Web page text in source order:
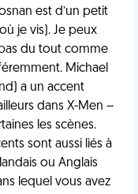
est d’un petit
je vis). Je peux
du tout comme
Michael
a un accent
dans X-Men –
les scènes.
sont aussi liés à
ou Anglais
lequel vous avez